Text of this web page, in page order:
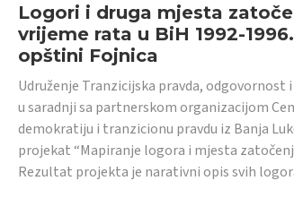
Logori i druga mjesta
vrijeme rata u BiH 1992-
opštini Fojnica
Udruženje Tranzicijska pravda, odgovornost i
u saradnji sa partnerskom organizacijom
demokratiju i tranzicionu pravdu iz Banja
projekat “Mapiranje logora i mjesta
Rezultat projekta je narativni opis svih